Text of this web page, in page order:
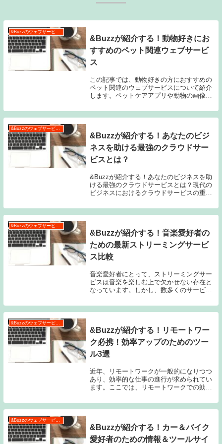
&Buzzのウェブサービス特集
&Buzzが紹介する！動物好きにお
すすめのペット関連ウェブサービ
ス
この記事では、動物好きの方におすすめの
ペット関連のウェブサービスについて紹介
します。ペットケアアプリや動物の画像・
しています。ペットの健康管理に役立つウ
ェブサービスやペットショッピングサイト
&Buzzのウェブサービス特集
&Buzzが紹介する！あなたのビジ
ネスを助ける最強のクラウドサー
ビスとは？
&Buzzが紹介する！あなたのビジネスを助
ける最強のクラウドサービスとは？現代の
ビジネスにおけるクラウドサービスの重要
おいて欠かせない存在となっています。そ
の理由は、効率的なデータ管理やリソース
&Buzzのウェブサービス特集
&Buzzが紹介する！音楽愛好者の
ための最新ストリーミングサービ
ス比較
音楽愛好者にとって、ストリーミングサー
ビスは音楽を楽しむ上で欠かせない存在と
なっています。しかし、数多くのサービス
りますよね。そこで本記事では、最新のス
トリーミングサービスを比較し、その特徴
&Buzzのウェブサービス特集
&Buzzが紹介する！リモートワー
ク必携！効率アップのためのツー
ル3選
近年、リモートワークが一般的になりつつ
あり、効率的な仕事の進行が求められてい
ます。ここでは、リモートワークでの効率
す。まずは、クラウドストレージサービス
の活用です。ファイルの共有やアクセスの
&Buzzのウェブサービス特集
&Buzzが紹介する！カー＆バイク
愛好者のための情報＆ツールサイ